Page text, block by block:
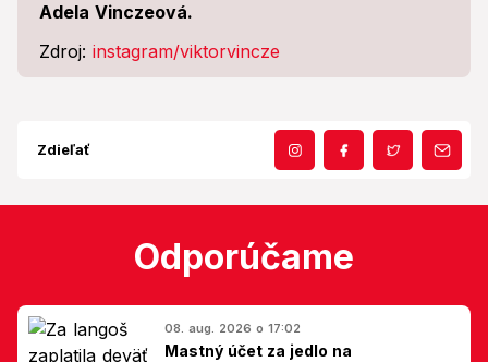
Adela Vinczeová.
Zdroj: instagram/viktorvincze
Zdieľať
Odporúčame
08. aug. 2026 o 17:02
Mastný účet za jedlo na